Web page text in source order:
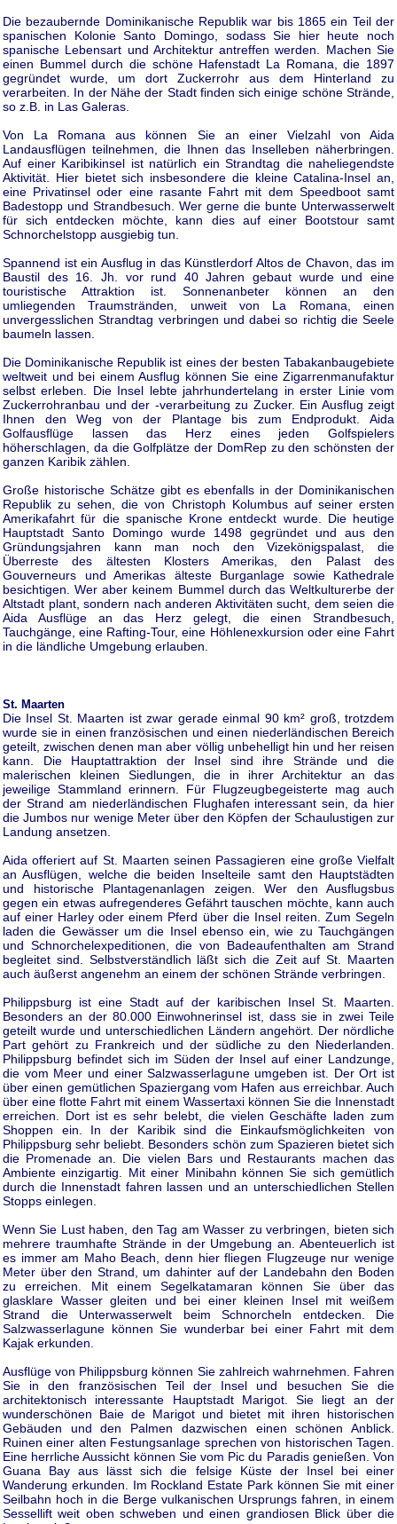
Die bezaubernde Dominikanische Republik war bis 1865 ein Teil der
spanischen Kolonie Santo Domingo, sodass Sie hier heute noch
spanische Lebensart und Architektur antreffen werden. Machen Sie
einen Bummel durch die schöne Hafenstadt La Romana, die 1897
gegründet wurde, um dort Zuckerrohr aus dem Hinterland zu
verarbeiten. In der Nähe der Stadt finden sich einige schöne Strände,
so z.B. in Las Galeras.
Von La Romana aus können Sie an einer Vielzahl von Aida
Landausflügen teilnehmen, die Ihnen das Inselleben näherbringen.
Auf einer Karibikinsel ist natürlich ein Strandtag die naheliegendste
Aktivität. Hier bietet sich insbesondere die kleine Catalina-Insel an,
eine Privatinsel oder eine rasante Fahrt mit dem Speedboot samt
Badestopp und Strandbesuch. Wer gerne die bunte Unterwasserwelt
für sich entdecken möchte, kann dies auf einer Bootstour samt
Schnorchelstopp ausgiebig tun.
Spannend ist ein Ausflug in das Künstlerdorf Altos de Chavon, das im
Baustil des 16. Jh. vor rund 40 Jahren gebaut wurde und eine
touristische Attraktion ist. Sonnenanbeter können an den
umliegenden Traumstränden, unweit von La Romana, einen
unvergesslichen Strandtag verbringen und dabei so richtig die Seele
baumeln lassen.
Die Dominikanische Republik ist eines der besten Tabakanbaugebiete
weltweit und bei einem Ausflug können Sie eine Zigarrenmanufaktur
selbst erleben. Die Insel lebte jahrhundertelang in erster Linie vom
Zuckerrohranbau und der -verarbeitung zu Zucker. Ein Ausflug zeigt
Ihnen den Weg von der Plantage bis zum Endprodukt. Aida
Golfausflüge lassen das Herz eines jeden Golfspielers
höherschlagen, da die Golfplätze der DomRep zu den schönsten der
ganzen Karibik zählen.
Große historische Schätze gibt es ebenfalls in der Dominikanischen
Republik zu sehen, die von Christoph Kolumbus auf seiner ersten
Amerikafahrt für die spanische Krone entdeckt wurde. Die heutige
Hauptstadt Santo Domingo wurde 1498 gegründet und aus den
Gründungsjahren kann man noch den Vizekönigspalast, die
Überreste des ältesten Klosters Amerikas, den Palast des
Gouverneurs und Amerikas älteste Burganlage sowie Kathedrale
besichtigen. Wer aber keinem Bummel durch das Weltkulturerbe der
Altstadt plant, sondern nach anderen Aktivitäten sucht, dem seien die
Aida Ausflüge an das Herz gelegt, die einen Strandbesuch,
Tauchgänge, eine Rafting-Tour, eine Höhlenexkursion oder eine Fahrt
in die ländliche Umgebung erlauben.
St. Maarten
Die Insel St. Maarten ist zwar gerade einmal 90 km² groß, trotzdem
wurde sie in einen französischen und einen niederländischen Bereich
geteilt, zwischen denen man aber völlig unbehelligt hin und her reisen
kann. Die Hauptattraktion der Insel sind ihre Strände und die
malerischen kleinen Siedlungen, die in ihrer Architektur an das
jeweilige Stammland erinnern. Für Flugzeugbegeisterte mag auch
der Strand am niederländischen Flughafen interessant sein, da hier
die Jumbos nur wenige Meter über den Köpfen der Schaulustigen zur
Landung ansetzen.
Aida offeriert auf St. Maarten seinen Passagieren eine große Vielfalt
an Ausflügen, welche die beiden Inselteile samt den Hauptstädten
und historische Plantagenanlagen zeigen. Wer den Ausflugsbus
gegen ein etwas aufregenderes Gefährt tauschen möchte, kann auch
auf einer Harley oder einem Pferd über die Insel reiten. Zum Segeln
laden die Gewässer um die Insel ebenso ein, wie zu Tauchgängen
und Schnorchelexpeditionen, die von Badeaufenthalten am Strand
begleitet sind. Selbstverständlich läßt sich die Zeit auf St. Maarten
auch äußerst angenehm an einem der schönen Strände verbringen.
Philippsburg ist eine Stadt auf der karibischen Insel St. Maarten.
Besonders an der 80.000 Einwohnerinsel ist, dass sie in zwei Teile
geteilt wurde und unterschiedlichen Ländern angehört. Der nördliche
Part gehört zu Frankreich und der südliche zu den Niederlanden.
Philippsburg befindet sich im Süden der Insel auf einer Landzunge,
die vom Meer und einer Salzwasserlagune umgeben ist. Der Ort ist
über einen gemütlichen Spaziergang vom Hafen aus erreichbar. Auch
über eine flotte Fahrt mit einem Wassertaxi können Sie die Innenstadt
erreichen. Dort ist es sehr belebt, die vielen Geschäfte laden zum
Shoppen ein. In der Karibik sind die Einkaufsmöglichkeiten von
Philippsburg sehr beliebt. Besonders schön zum Spazieren bietet sich
die Promenade an. Die vielen Bars und Restaurants machen das
Ambiente einzigartig. Mit einer Minibahn können Sie sich gemütlich
durch die Innenstadt fahren lassen und an unterschiedlichen Stellen
Stopps einlegen.
Wenn Sie Lust haben, den Tag am Wasser zu verbringen, bieten sich
mehrere traumhafte Strände in der Umgebung an. Abenteuerlich ist
es immer am Maho Beach, denn hier fliegen Flugzeuge nur wenige
Meter über den Strand, um dahinter auf der Landebahn den Boden
zu erreichen. Mit einem Segelkatamaran können Sie über das
glasklare Wasser gleiten und bei einer kleinen Insel mit weißem
Strand die Unterwasserwelt beim Schnorcheln entdecken. Die
Salzwasserlagune können Sie wunderbar bei einer Fahrt mit dem
Kajak erkunden.
Ausflüge von Philippsburg können Sie zahlreich wahrnehmen. Fahren
Sie in den französischen Teil der Insel und besuchen Sie die
architektonisch interessante Hauptstadt Marigot. Sie liegt an der
wunderschönen Baie de Marigot und bietet mit ihren historischen
Gebäuden und den Palmen dazwischen einen schönen Anblick.
Ruinen einer alten Festungsanlage sprechen von historischen Tagen.
Eine herrliche Aussicht können Sie vom Pic du Paradis genießen. Von
Guana Bay aus lässt sich die felsige Küste der Insel bei einer
Wanderung erkunden. Im Rockland Estate Park können Sie mit einer
Seilbahn hoch in die Berge vulkanischen Ursprungs fahren, in einem
Sessellift weit oben schweben und einen grandiosen Blick über die